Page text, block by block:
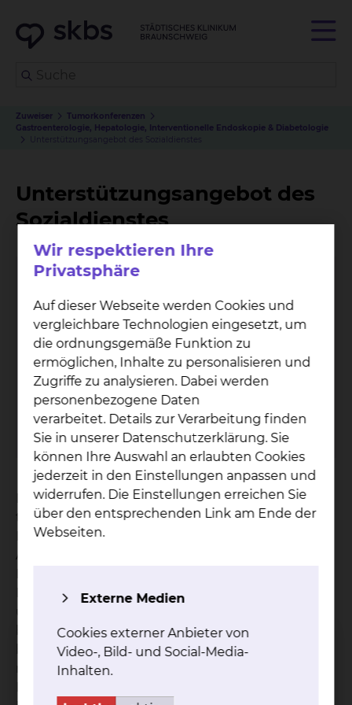
Zuweiser
Tumorkonferenzen
Gastroenterologie, Hepatologie, Interventionelle Endoskopie & Diabetologie
Unterstützungsangebot des Sozialdienstes
Unterstützungsangebot des
Sozialdienstes
So­zi­al­dienst
mehr
Der Sozialdienst ergänzt die ärztliche,
therapeutische und pflegerische Aufgabe im
Krankenhaus. Wir beraten Sie und Ihre
Angehörige bei persönlichen und sozialen
Erkrankung und Behinderung entstehen können
beruflicher und finanzieller Hinsicht
beeinträchtigen. Wir sind für Sie da und suchen
mit Ihnen gemeinsam nach
Wir respektieren Ihre
Privatsphäre
Auf dieser Webseite werden Cookies und
vergleichbare Technologien eingesetzt, um
die ordnungsgemäße Funktion zu
ermöglichen, Inhalte zu personalisieren und
Zugriffe zu analysieren. Dabei werden
personenbezogene Daten
verarbeitet. Details zur Verarbeitung finden
Sie in unserer Datenschutzerklärung. Sie
können Ihre Auswahl an erlaubten Cookies
jederzeit in den Einstellungen anpassen und
widerrufen. Die Einstellungen erreichen Sie
über den entsprechenden Link am Ende der
Webseiten.
Externe Medien
Cookies externer Anbieter von
Video-, Bild- und Social-Media-
Inhalten.